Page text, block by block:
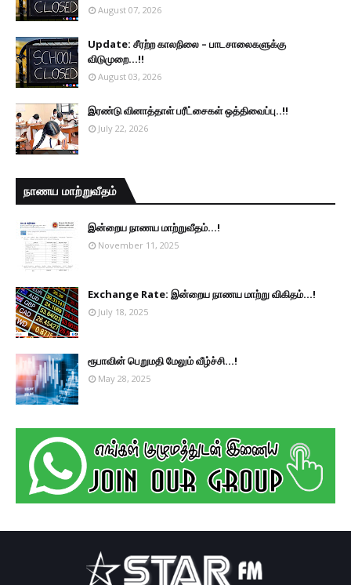
August 07, 2026
Update: சீரற்ற காலநிலை – பாடசாலைகளுக்கு
விடுமுறை...!!
August 03, 2026
இரண்டு வினாத்தாள் பரீட்சைகள் ஒத்திவைப்பு..!!
July 22, 2026
நாணய மாற்றுவீதம்
இன்றைய நாணய மாற்றுவீதம்...!
November 11, 2025
Exchange Rate: இன்றைய நாணய மாற்று விகிதம்...!
July 18, 2025
ரூபாவின் பெறுமதி மேலும் வீழ்ச்சி...!
May 28, 2025